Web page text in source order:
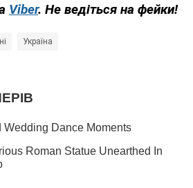
Viber. Не ведіться на фейки!
Україна